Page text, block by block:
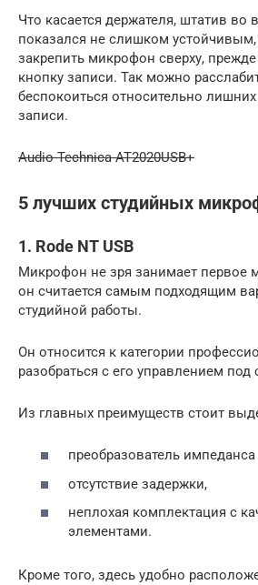
Что касается держателя, штатив во
показался не слишком
закрепить микрофон сверху,
кнопку записи. Так можно
беспокоиться относительно
записи.
Audio-Technica AT2020USB+
5 лучших студийных
1. Rode NT USB
Микрофон не зря занимает первое
он считается самым подходящим
студийной работы.
Он относится к категории
разобраться с его управлением
Из главных преимуществ стоит
преобразователь импеданса
отсутствие задержки,
неплохая комплектация с
элементами.
Кроме того, здесь удобно